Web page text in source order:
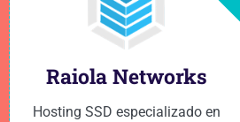
Raiola Networks
Hosting SSD especializado en